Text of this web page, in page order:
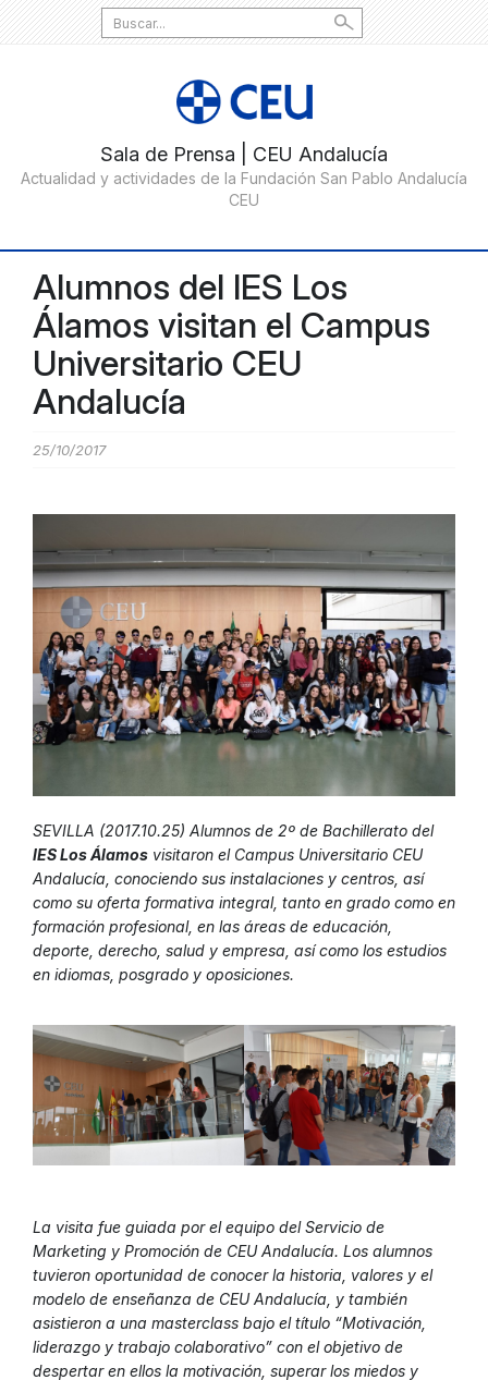
Search
for:
Alumnos del IES Los
Álamos visitan el Campus
Universitario CEU
Andalucía
25/10/2017
SEVILLA (2017.10.25) Alumnos de 2º de Bachillerato del
IES Los Álamos visitaron el Campus Universitario CEU
Andalucía, conociendo sus instalaciones y centros, así
como su oferta formativa integral, tanto en grado como en
formación profesional, en las áreas de educación,
deporte, derecho, salud y empresa, así como los estudios
en idiomas, posgrado y oposiciones.
La visita fue guiada por el equipo del Servicio de
Marketing y Promoción de CEU Andalucía. Los alumnos
tuvieron oportunidad de conocer la historia, valores y el
modelo de enseñanza de CEU Andalucía, y también
asistieron a una masterclass bajo el título “Motivación,
liderazgo y trabajo colaborativo” con el objetivo de
despertar en ellos la motivación, superar los miedos y